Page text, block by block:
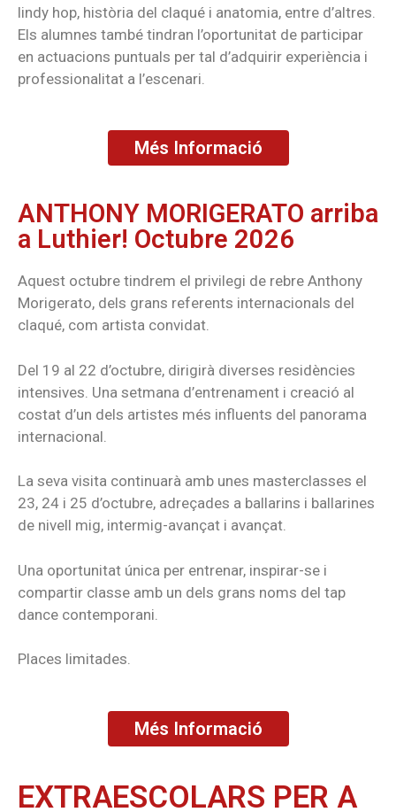
lindy hop, història del claqué i anatomia, entre d’altres.
Els alumnes també tindran l’oportunitat de participar
en actuacions puntuals per tal d’adquirir experiència i
professionalitat a l’escenari.
Més Informació
ANTHONY MORIGERATO arriba
a Luthier! Octubre 2026
Aquest octubre tindrem el privilegi de rebre Anthony
Morigerato, dels grans referents internacionals del
claqué, com artista convidat.
Del 19 al 22 d’octubre, dirigirà diverses residències
intensives. Una setmana d’entrenament i creació al
costat d’un dels artistes més influents del panorama
internacional.
La seva visita continuarà amb unes masterclasses el
23, 24 i 25 d’octubre, adreçades a ballarins i ballarines
de nivell mig, intermig-avançat i avançat.
Una oportunitat única per entrenar, inspirar-se i
compartir classe amb un dels grans noms del tap
dance contemporani.
Places limitades.
Més Informació
EXTRAESCOLARS PER A